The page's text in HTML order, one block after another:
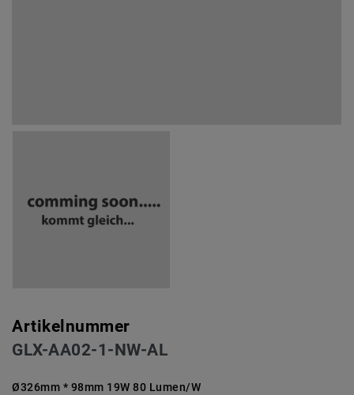
Artikelnummer
GLX-AA02-1-NW-AL
Ø326mm * 98mm 19W 80 Lumen/W